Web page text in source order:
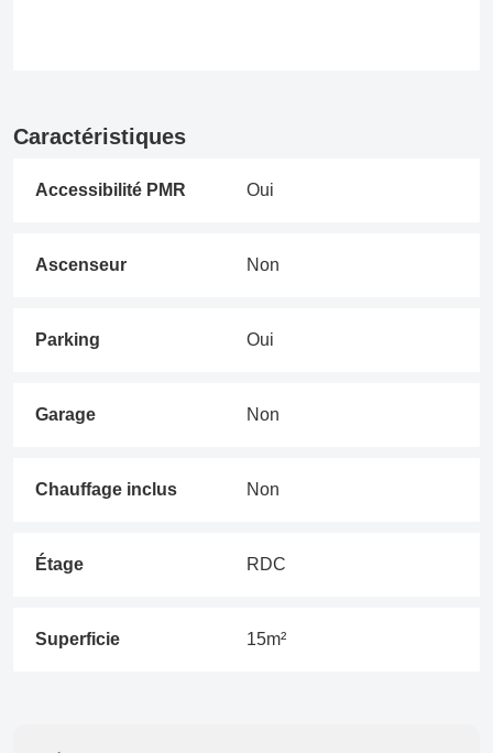
Caractéristiques
Accessibilité PMR Oui
Ascenseur Non
Parking Oui
Garage Non
Chauffage inclus Non
Étage RDC
Superficie 15m²